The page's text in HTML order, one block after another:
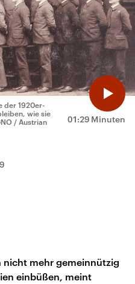
01:29 Minuten
der 1920er-
wie sie
/ Austrian
nicht mehr gemeinnützig
einbüßen, meint